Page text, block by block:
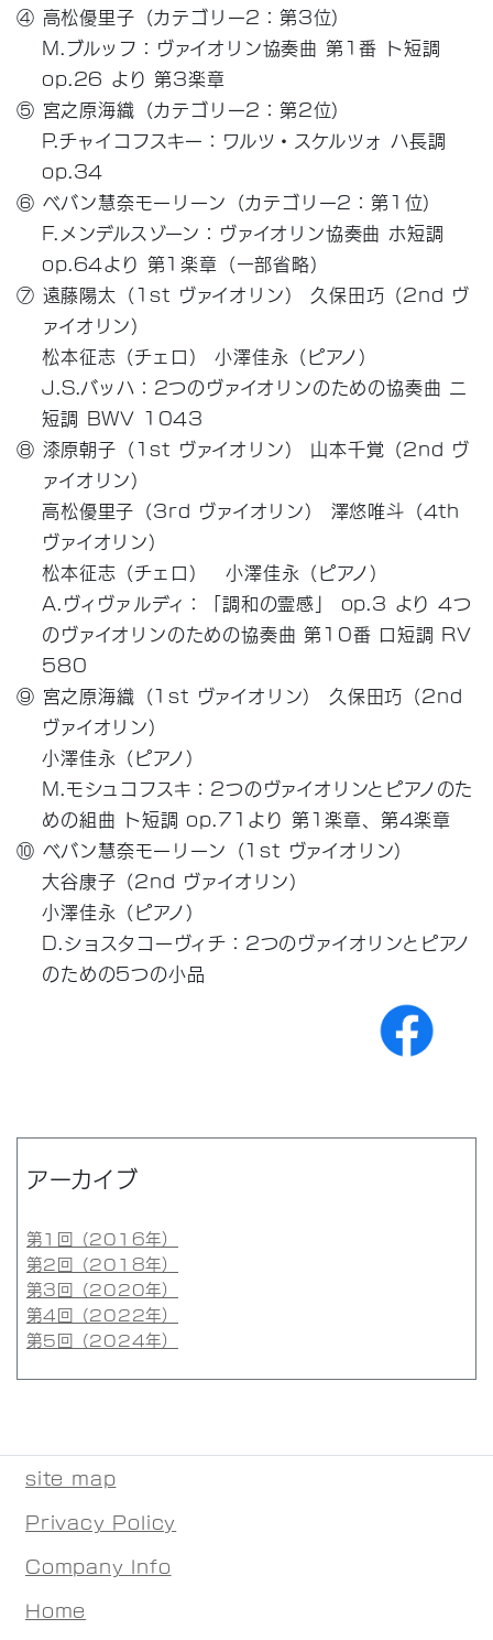
④ 高松優里子（カテゴリー2：第3位）
M.ブルッフ：ヴァイオリン協奏曲 第1番 ト短調
op.26 より 第3楽章
⑤ 宮之原海織（カテゴリー2：第2位）
P.チャイコフスキー：ワルツ・スケルツォ ハ長調
op.34
⑥ ベバン慧奈モーリーン（カテゴリー2：第1位）
F.メンデルスゾーン：ヴァイオリン協奏曲 ホ短調
op.64より 第1楽章（一部省略）
⑦ 遠藤陽太（1st ヴァイオリン） 久保田巧（2nd ヴ
ァイオリン）
松本征志（チェロ） 小澤佳永（ピアノ）
J.S.バッハ：2つのヴァイオリンのための協奏曲 ニ
短調 BWV 1043
⑧ 漆原朝子（1st ヴァイオリン） 山本千覚（2nd ヴ
ァイオリン）
高松優里子（3rd ヴァイオリン） 澤悠唯斗（4th
ヴァイオリン）
松本征志（チェロ） 小澤佳永（ピアノ）
A.ヴィヴァルディ：「調和の霊感」 op.3 より 4つ
のヴァイオリンのための協奏曲 第10番 ロ短調 RV
580
⑨ 宮之原海織（1st ヴァイオリン） 久保田巧（2nd
ヴァイオリン）
小澤佳永（ピアノ）
M.モシュコフスキ：2つのヴァイオリンとピアノのた
めの組曲 ト短調 op.71より 第1楽章、第4楽章
⑩ ベバン慧奈モーリーン（1st ヴァイオリン）
大谷康子（2nd ヴァイオリン）
小澤佳永（ピアノ）
D.ショスタコーヴィチ：2つのヴァイオリンとピアノ
のための5つの小品
アーカイブ
第1回（2016年）
第2回（2018年）
第3回（2020年）
第4回（2022年）
第5回（2024年）
site map
Privacy Policy
Company Info
Home